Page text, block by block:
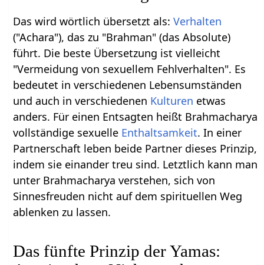
Das wird wörtlich übersetzt als:Verhalten
("Achara"), das zu "Brahman" (das Absolute)
führt. Die beste Übersetzung ist vielleicht
"Vermeidung von sexuellem Fehlverhalten". Es
bedeutet in verschiedenen Lebensumständen
und auch in verschiedenen Kulturen etwas
anders. Für einen Entsagten heißt Brahmacharya
vollständige sexuelle Enthaltsamkeit. In einer
Partnerschaft leben beide Partner dieses Prinzip,
indem sie einander treu sind. Letztlich kann man
unter Brahmacharya verstehen, sich von
Sinnesfreuden nicht auf dem spirituellen Weg
ablenken zu lassen.
Das fünfte Prinzip der Yamas: